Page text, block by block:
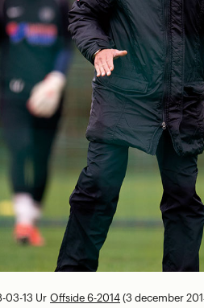
03-13 Ur Offside 6-2014(3 december